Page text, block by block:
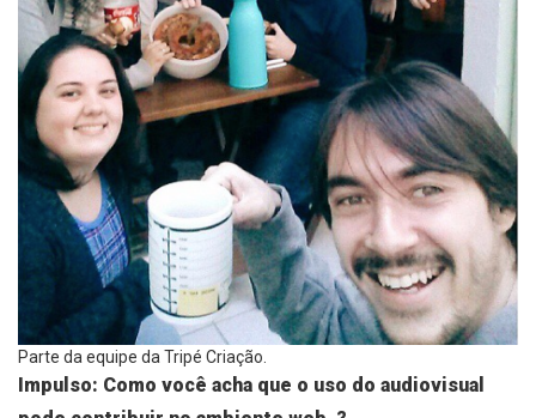
Parte da equipe da Tripé Criação.
Impulso: Como você acha que o uso do audiovisual